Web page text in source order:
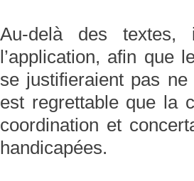
Au-delà des textes,
l’application, afin que
se justifieraient pas
est regrettable que la
coordination et
handicapées.